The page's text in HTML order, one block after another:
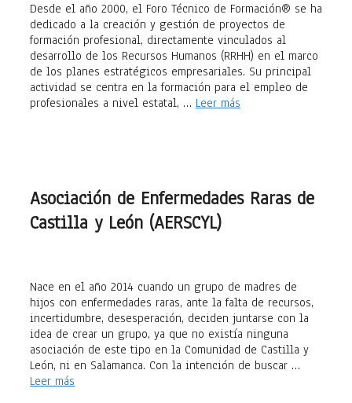
Desde el año 2000, el Foro Técnico de Formación® se ha
dedicado a la creación y gestión de proyectos de
formación profesional, directamente vinculados al
desarrollo de los Recursos Humanos (RRHH) en el marco
de los planes estratégicos empresariales. Su principal
actividad se centra en la formación para el empleo de
profesionales a nivel estatal, … Leer más
Asociación de Enfermedades Raras de
Castilla y León (AERSCYL)
Nace en el año 2014 cuando un grupo de madres de
hijos con enfermedades raras, ante la falta de recursos,
incertidumbre, desesperación, deciden juntarse con la
idea de crear un grupo, ya que no existía ninguna
asociación de este tipo en la Comunidad de Castilla y
León, ni en Salamanca. Con la intención de buscar …
Leer más